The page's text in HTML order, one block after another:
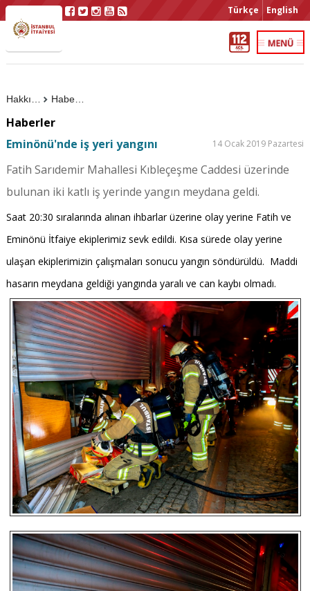
Türkçe English
Haberler
Haberler
Eminönü'nde iş yeri yangını
14 Ocak 2019 Pazartesi
Fatih Sarıdemir Mahallesi Kıbleçeşme Caddesi üzerinde
bulunan iki katlı iş yerinde yangın meydana geldi.
Saat 20:30 sıralarında alınan ihbarlar üzerine olay yerine Fatih ve
Eminönü İtfaiye ekiplerimiz sevk edildi. Kısa sürede olay yerine
ulaşan ekiplerimizin çalışmaları sonucu yangın söndürüldü. Maddi
hasarın meydana geldiği yangında yaralı ve can kaybı olmadı.